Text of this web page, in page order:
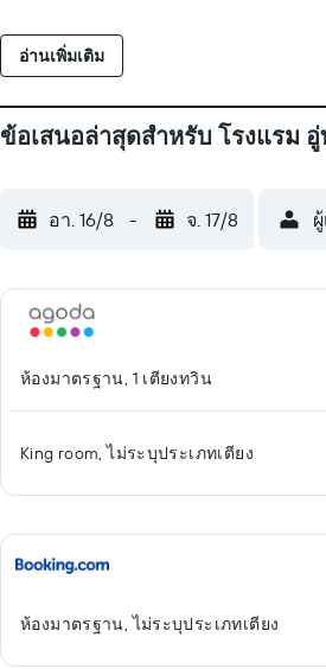
front desk. Phitsanulok Airport is 3 km
อ่านเพิ่มเติม
ข้อเสนอล่าสุดสำหรับ โรงแรม อู่
อา. 16/8 - จ. 17/8
ห้องมาตรฐาน, 1 เตียงทวิน
King room, ไม่ระบุประเภทเตียง
ห้องมาตรฐาน, ไม่ระบุประเภทเตียง